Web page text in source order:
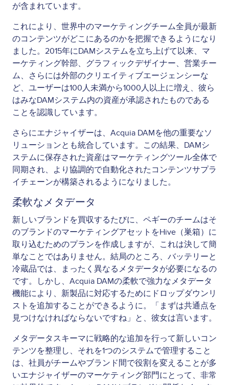
が含まれています。
これにより、世界中のマーケティングチーム全員が最新
のコンテンツがどこにあるのかを把握できるようになり
ました。2015年にDAMシステムを立ち上げて以来、マ
ーケティング幹部、グラフィックデザイナー、営業チー
ム、さらには外部のクリエイティブエージェンシーな
ど、ユーザーは100人未満から1000人以上に増え、彼ら
はみなDAMシステム内の資産が承認されたものである
ことを認識しています。
さらにエナジャイザーは、Acquia DAMを他の重要なソ
リューションとも統合しています。この結果、DAMシ
ステムに保存された資産はマーケティングツール全体で
同期され、より協調的で自動化されたコンテンツサプラ
イチェーンが構築されるようになりました。
柔軟なメタデータ
新しいブランドを買収するたびに、ペギーのチームはそ
のブランドのマーケティングアセットをHive（巣箱）に
取り込むためのプランを作成しますが、これは決して簡
単なことではありません。結局のところ、バッテリーと
冷蔵品では、まったく異なるメタデータが必要になるの
です。しかし、Acquia DAMの柔軟で強力なメタデータ
機能により、新製品に対応するためにドロップダウンリ
ストを追加することができるように。「まずは共通点を
見つけなければならないですね」と、彼女は言います。
メタデータスキーマに戦略的な追加を行って新しいコン
テンツを整理し、それを1つのシステムで管理すること
は、社員がチームやブランド間で役割を変えることが多
いエナジャイザーのマーケティング部門にとって、非常